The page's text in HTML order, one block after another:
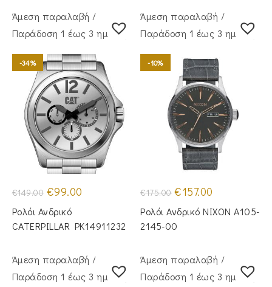
Άμεση παραλαβή /
Παράδoση 1 έως 3 ημέρες
-34%
€149.00 Original
price
was:
€149.00.
€99.00
€99.00.
Ρολόι Ανδρικό
CATERPILLAR PK14911232
Άμεση παραλαβή /
Παράδoση 1 έως 3 ημέρες
-10%
€175.00 Original
price
was:
€175.00.
€157.00
τιμή
είναι:
Ρολόι Ανδρικό NIXON A105-
2145-00
Άμεση παραλαβή /
Παράδoση 1 έως 3 ημέρες
Άμεση παραλαβή /
Παράδoση 1 έως 3 ημέρες